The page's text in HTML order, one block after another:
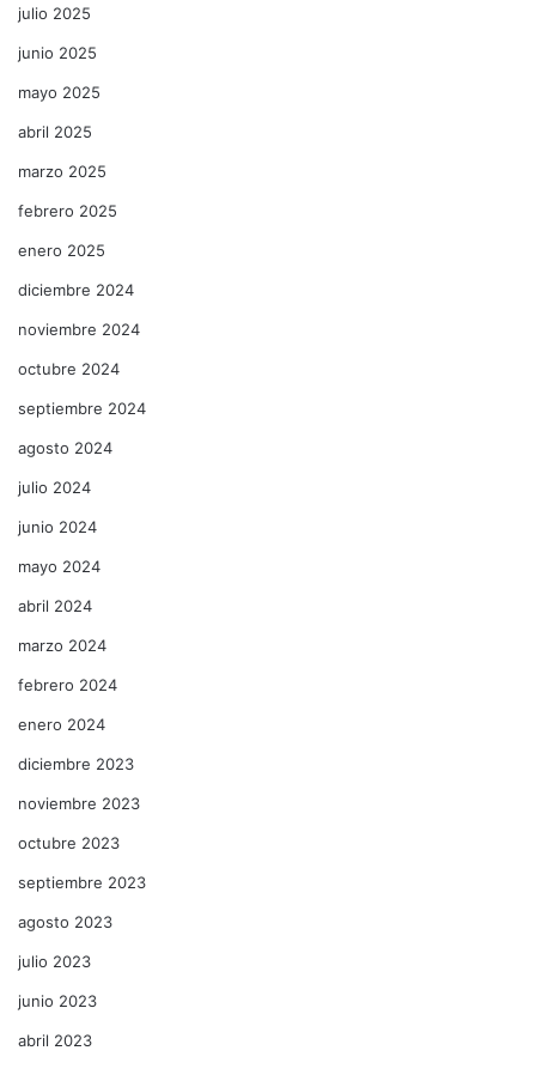
julio 2025
junio 2025
mayo 2025
abril 2025
marzo 2025
febrero 2025
enero 2025
diciembre 2024
noviembre 2024
octubre 2024
septiembre 2024
agosto 2024
julio 2024
junio 2024
mayo 2024
abril 2024
marzo 2024
febrero 2024
enero 2024
diciembre 2023
noviembre 2023
octubre 2023
septiembre 2023
agosto 2023
julio 2023
junio 2023
abril 2023